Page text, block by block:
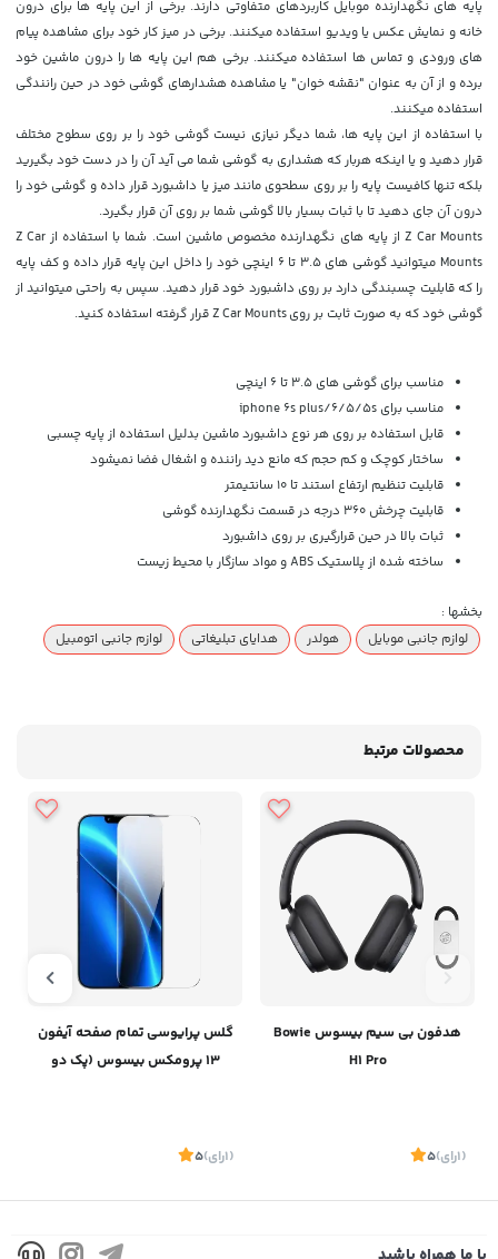
پایه های نگهدارنده موبایل کاربردهای متفاوتی دارند. برخی از این پایه ها برای درون
خانه و نمایش عکس یا ویدیو استفاده میکنند. برخی در میز کار خود برای مشاهده پیام
های ورودی و تماس ها استفاده میکنند. برخی هم این پایه ها را درون ماشین خود
برده و از آن به عنوان "نقشه خوان" یا مشاهده هشدارهای گوشی خود در حین رانندگی
استفاده میکنند.
با استفاده از این پایه ها، شما دیگر نیازی نیست گوشی خود را بر روی سطوح مختلف
قرار دهید و یا اینکه هربار که هشداری به گوشی شما می آید آن را در دست خود بگیرید
بلکه تنها کافیست پایه را بر روی سطحوی مانند میز یا داشبورد قرار داده و گوشی خود را
درون آن جای دهید تا با ثبات بسیار بالا گوشی شما بر روی آن قرار بگیرد.
Z Car Mounts از پایه های نگهدارنده مخصوص ماشین است. شما با استفاده از Z Car
Mounts میتوانید گوشی های 3.5 تا 6 اینچی خود را داخل این پایه قرار داده و کف پایه
را که قابلیت چسبندگی دارد بر روی داشبورد خود قرار دهید. سپس به راحتی میتوانید از
گوشی خود که به صورت ثابت بر روی Z Car Mounts قرار گرفته استفاده کنید.
مناسب برای گوشی های 3.5 تا 6 اینچی
مناسب برای iphone 6s plus/6/5/5s
قابل استفاده بر روی هر نوع داشبورد ماشین بدلیل استفاده از پایه چسبی
ساختار کوچک و کم حجم که مانع دید راننده و اشغال فضا نمیشود
قابلیت تنظیم ارتفاع استند تا 10 سانتیمتر
قابلیت چرخش 360 درجه در قسمت نگهدارنده گوشی
ثبات بالا در حین قرارگیری بر روی داشبورد
ساخته شده از پلاستیک ABS و مواد سازگار با محیط زیست
بخشها :
لوازم جانبی موبایل
هولدر هدایای تبلیغاتی لوازم جانبی اتومبیل
محصولات مرتبط
هدفون بی سیم بیسوس Bowie
H1 Pro
(1 رای)
5
گلس پرایوسی تمام صفحه آیفون
13 پرومکس بیسوس (پک دو
(1 رای)
5